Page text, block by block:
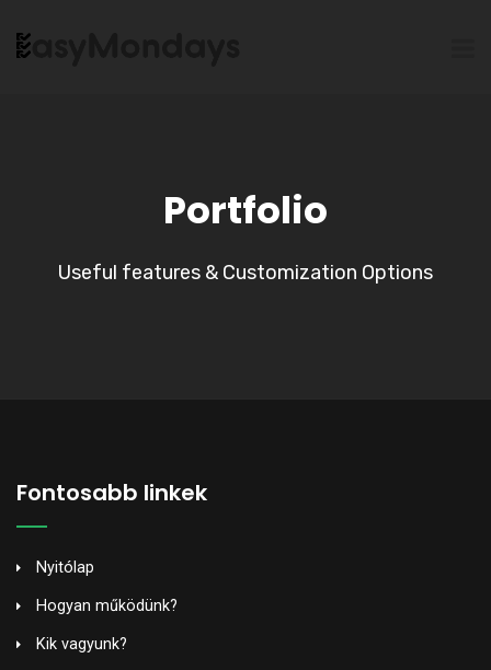
Portfolio
Useful features & Customization Options
Fontosabb linkek
Nyitólap
Hogyan működünk?
Kik vagyunk?